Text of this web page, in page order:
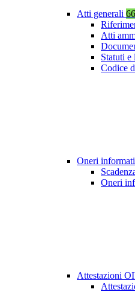
Atti generali 66
Atti
Statuti e
Codice
Oneri
Oneri
Attestazioni